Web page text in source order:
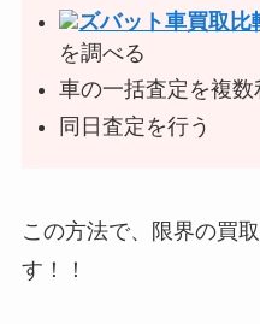
ズバット車買取比
を調べる
車の一括査定を複数
同日査定を行う
この方法で、限界の買
す！！